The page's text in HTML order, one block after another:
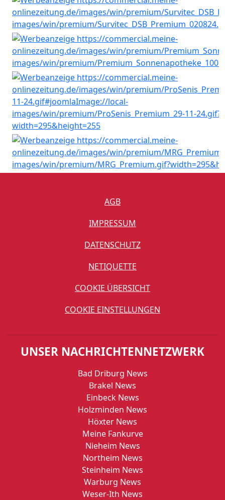
AGB
IMPRESSUM
DATENSCHUTZ
NETIQUETTE
COOKIE ÜBERSICHT
COOKIE EINSTELLUNGEN
UNSER NACHRICHTENNETZWERK
Bad Driburg News
Brakel News
Einbeck News
Holzminden News
Höxter News
Meine Fankurve
Nieheim News
Northeim News
Steinheim News
Warburg News
Weser-Ith News